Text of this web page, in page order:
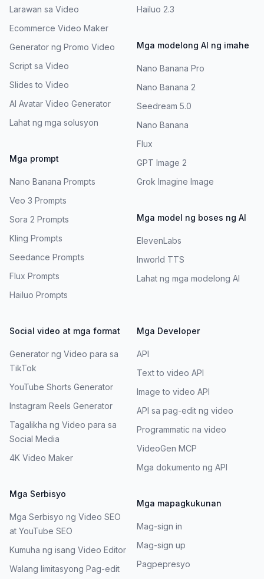
Larawan sa Video
Ecommerce Video Maker
Generator ng Promo Video
Script sa Video
Slides to Video
AI Avatar Video Generator
Lahat ng mga solusyon
Mga prompt
Nano Banana Prompts
Veo 3 Prompts
Sora 2 Prompts
Kling Prompts
Seedance Prompts
Flux Prompts
Hailuo Prompts
Hailuo 2.3
Mga modelong AI ng imahe
Nano Banana Pro
Nano Banana 2
Seedream 5.0
Nano Banana
Flux
GPT Image 2
Grok Imagine Image
Mga model ng boses ng AI
ElevenLabs
Inworld TTS
Lahat ng mga modelong AI
Social video at mga format
Generator ng Video para sa
TikTok
YouTube Shorts Generator
Instagram Reels Generator
Tagalikha ng Video para sa
Social Media
4K Video Maker
Mga Serbisyo
Mga Serbisyo ng Video SEO
at YouTube SEO
Kumuha ng isang Video Editor
Walang limitasyong Pag-edit
Mga Developer
API
Text to video API
Image to video API
API sa pag-edit ng video
Programmatic na video
VideoGen MCP
Mga dokumento ng API
Mga mapagkukunan
Mag-sign in
Mag-sign up
Pagpepresyo